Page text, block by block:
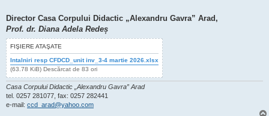
Director Casa Corpului Didactic „Alexandru Gavra” Arad,
Prof. dr. Diana Adela Redeș
FIŞIERE ATAŞATE
Intalniri resp CFDCD_unit inv_3-4 martie 2026.xlsx
(63.78 KiB) Descărcat de 83 ori
Casa Corpului Didactic „Alexandru Gavra” Arad
tel. 0257 281077, fax: 0257 282441
e-mail: ccd_arad@yahoo.com